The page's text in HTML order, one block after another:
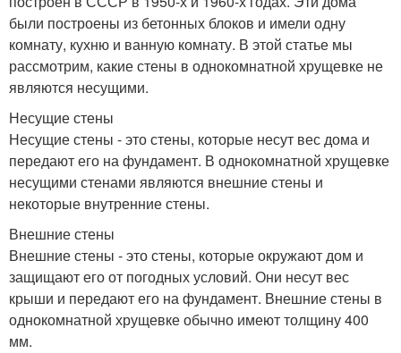
были построены из бетонных блоков и имели одну
комнату, кухню и ванную комнату. В этой статье мы
рассмотрим, какие стены в однокомнатной хрущевке не
являются несущими.
Несущие стены
Несущие стены - это стены, которые несут вес дома и
передают его на фундамент. В однокомнатной хрущевке
несущими стенами являются внешние стены и
некоторые внутренние стены.
Внешние стены
Внешние стены - это стены, которые окружают дом и
защищают его от погодных условий. Они несут вес
крыши и передают его на фундамент. Внешние стены в
однокомнатной хрущевке обычно имеют толщину 400
мм.